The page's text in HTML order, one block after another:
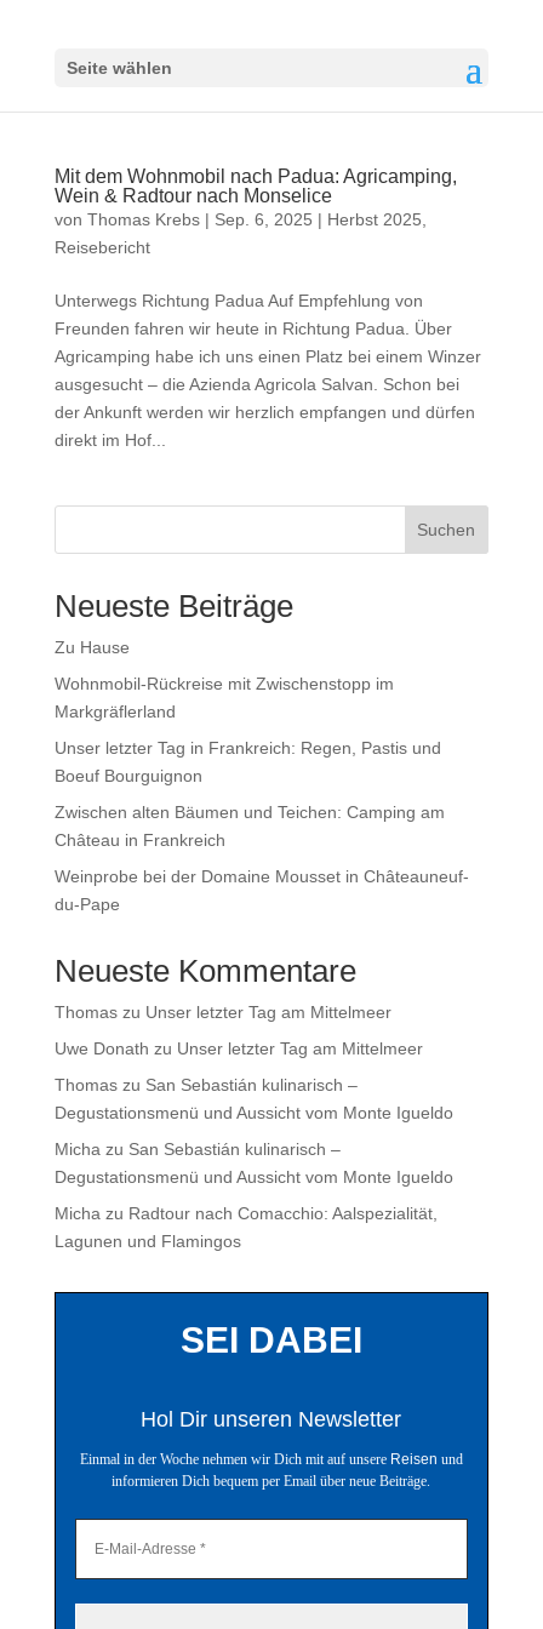
Seite wählen
Mit dem Wohnmobil nach Padua: Agricamping,
Wein & Radtour nach Monselice
von Thomas Krebs| Sep. 6, 2025 | Herbst 2025
Reisebericht
Unterwegs Richtung Padua Auf Empfehlung von
Freunden fahren wir heute in Richtung Padua. Über
Agricamping habe ich uns einen Platz bei einem Winzer
ausgesucht – die Azienda Agricola Salvan. Schon bei
der Ankunft werden wir herzlich empfangen und dürfen
direkt im Hof...
Suchen
Neueste Beiträge
Zu Hause
Wohnmobil-Rückreise mit Zwischenstopp im
Markgräflerland
Unser letzter Tag in Frankreich: Regen, Pastis und
Boeuf Bourguignon
Zwischen alten Bäumen und Teichen: Camping am
Château in Frankreich
Weinprobe bei der Domaine Mousset in Châteauneuf-
du-Pape
Neueste Kommentare
Thomaszu Unser letzter Tag am Mittelmeer
Uwe Donath zu Unser letzter Tag am Mittelmeer
Thomaszu San Sebastián kulinarisch –
Degustationsmenü und Aussicht vom Monte Igueldo
Micha zu San Sebastián kulinarisch –
Degustationsmenü und Aussicht vom Monte Igueldo
Micha zu Radtour nach Comacchio: Aalspezialität,
Lagunen und Flamingos
SEI DABEI
Hol Dir unseren Newsletter
Einmal in der Woche nehmen wir Dich mit auf unsere Reisen und
informieren Dich bequem per Email über neue Beiträge.